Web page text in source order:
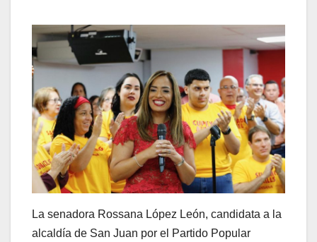
La senadora Rossana López León, candidata a la
alcaldía de San Juan por el Partido Popular